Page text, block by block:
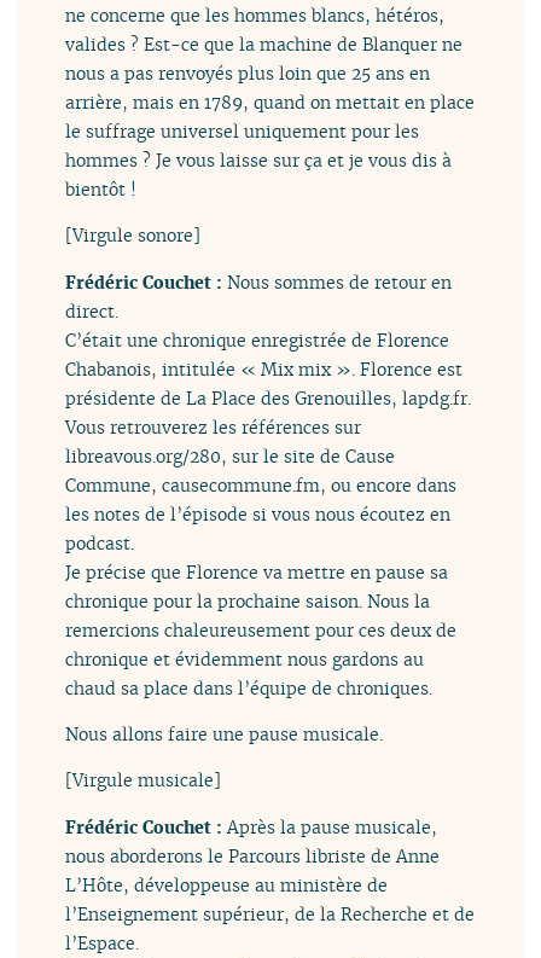
ne concerne que les hommes blancs, hétéros,
valides ? Est-ce que la machine de Blanquer ne
nous a pas renvoyés plus loin que 25 ans en
arrière, mais en 1789, quand on mettait en place
le suffrage universel uniquement pour les
hommes ? Je vous laisse sur ça et je vous dis à
bientôt !
[Virgule sonore]
Frédéric Couchet :Nous sommes de retour en
direct.
C’était une chronique enregistrée de Florence
Chabanois, intitulée « Mix mix ». Florence est
présidente de La Place des Grenouilles, lapdg.fr.
Vous retrouverez les références sur
libreavous.org/280, sur le site de Cause
Commune, causecommune.fm, ou encore dans
les notes de l’épisode si vous nous écoutez en
podcast.
Je précise que Florence va mettre en pause sa
chronique pour la prochaine saison. Nous la
remercions chaleureusement pour ces deux de
chronique et évidemment nous gardons au
chaud sa place dans l’équipe de chroniques.
Nous allons faire une pause musicale.
[Virgule musicale]
Frédéric Couchet :Après la pause musicale,
nous aborderons le Parcours libriste de Anne
L’Hôte, développeuse au ministère de
l’Enseignement supérieur, de la Recherche et de
l’Espace.